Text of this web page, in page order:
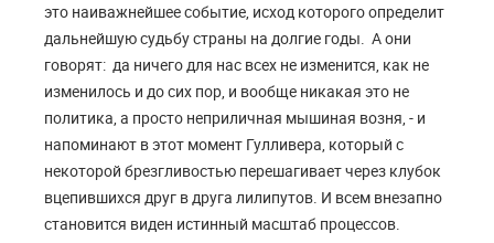
это наиважнейшее событие, исход которого определит
дальнейшую судьбу страны на долгие годы. А они
говорят: да ничего для нас всех не изменится, как не
изменилось и до сих пор, и вообще никакая это не
политика, а просто неприличная мышиная возня, - и
напоминают в этот момент Гулливера, который с
некоторой брезгливостью перешагивает через клубок
вцепившихся друг в друга лилипутов. И всем внезапно
становится виден истинный масштаб процессов.